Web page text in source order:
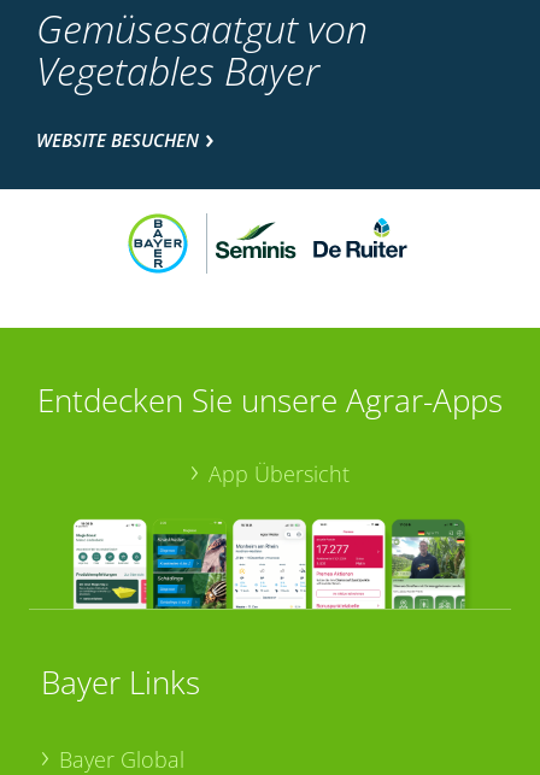
Gemüsesaatgut von
Vegetables Bayer
WEBSITE BESUCHEN
Entdecken Sie unsere Agrar-Apps
App Übersicht
Bayer Links
Bayer Global